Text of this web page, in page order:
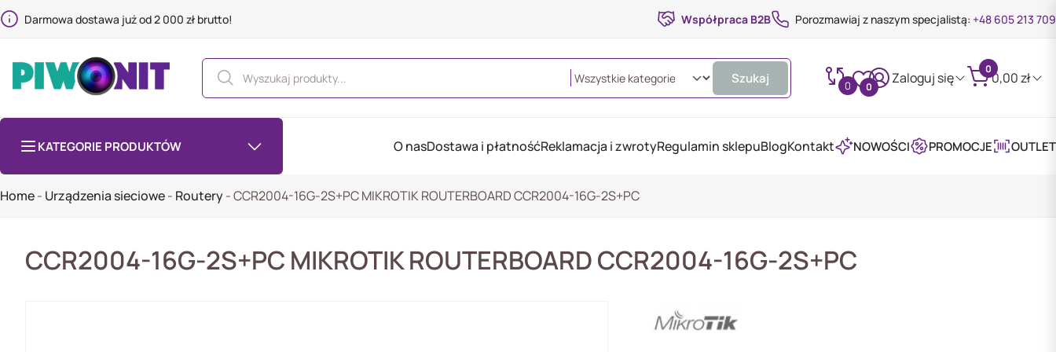
Darmowa dostawa już od 2 000 zł brutto! Współpraca B2B Porozmawiaj z naszym specjalistą: +48 605 213 709
Szukaj 0 0
Zaloguj się
0
0,00zł
KATEGORIE PRODUKTÓW O nasDostawa i płatnośćReklamacja i zwrotyRegulamin sklepuBlogKontakt NOWOŚCI PROMOCJE OUTLET
Home- Urządzenia sieciowe- Routery-CCR2004-16G-2S+PC MIKROTIK ROUTERBOARD CCR2004-16G-2S+PC
CCR2004-16G-2S+PC MIKROTIK ROUTERBOARD CCR2004-16G-2S+PC